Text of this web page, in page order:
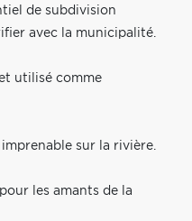
de subdivision
avec la municipalité.
utilisé comme
sur la rivière.
les amants de la